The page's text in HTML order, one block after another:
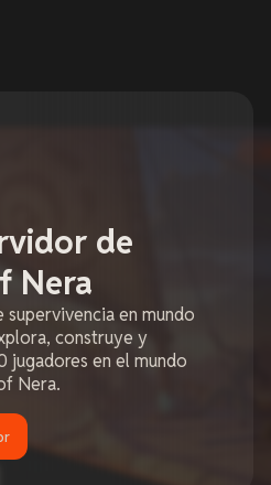
de
Nera
en mundo
construye y
jugadores en el mundo
Nera.